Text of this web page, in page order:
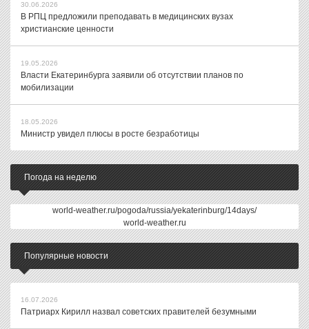
30.06.2026
В РПЦ предложили преподавать в медицинских вузах
христианские ценности
19.05.2026
Власти Екатеринбурга заявили об отсутствии планов по
мобилизации
18.05.2026
Министр увидел плюсы в росте безработицы
Погода на неделю
world-weather.ru/pogoda/russia/yekaterinburg/14days/
world-weather.ru
Популярные новости
16.07.2026
Патриарх Кирилл назвал советских правителей безумными